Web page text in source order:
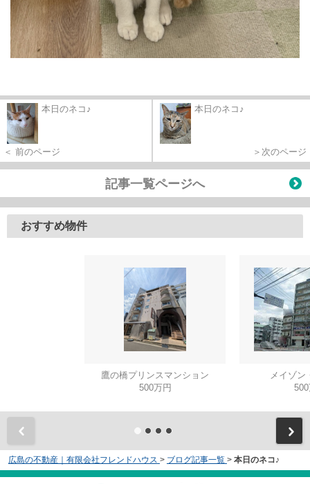
本日のネコ♪
＜ 前のページ
本日のネコ♪
＞次のページ
記事一覧ページへ
おすすめ物件
鷹の橋プリンスマンション
500万円
メイゾン
広島の不動産｜有限会社フレンドハウス > ブログ記事一覧 > 本日のネコ♪